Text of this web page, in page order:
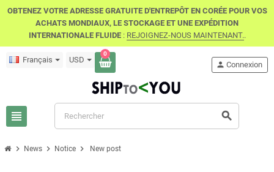
OBTENEZ VOTRE ADRESSE GRATUITE D'ENTREPÔT EN CORÉE POUR VOS
ACHATS MONDIAUX, LE STOCKAGE ET UNE EXPÉDITION
INTERNATIONALE FLUIDE: REJOIGNEZ-NOUS MAINTENANT..
Français USD
0
view_headline search
person Connexion
chevron_right News chevron_right Notice chevron_right New post